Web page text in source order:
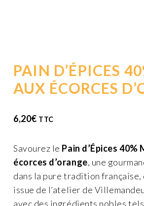
PAIN D’ÉPICES
AUX ÉCORCES
6,20€ TTC
Savourez le Pain d’Épices 40%
écorces d’orange, une
dans la pure tradition
issue de l’atelier de
avec des ingrédients nobles